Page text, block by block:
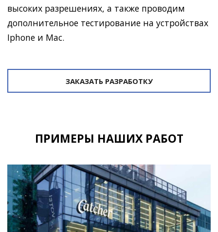
высоких разрешениях, а также проводим
дополнительное тестирование на устройствах
Iphone и Mac.
ЗАКАЗАТЬ РАЗРАБОТКУ
ПРИМЕРЫ НАШИХ РАБОТ